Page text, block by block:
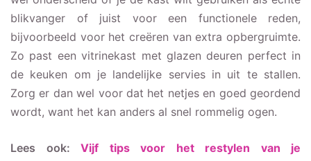
blikvanger of juist voor een functionele reden,
bijvoorbeeld voor het creëren van extra opbergruimte.
Zo past een vitrinekast met glazen deuren perfect in
de keuken om je landelijke servies in uit te stallen.
Zorg er dan wel voor dat het netjes en goed geordend
wordt, want het kan anders al snel rommelig ogen.
Lees ook: Vijf tips voor het restylen van je